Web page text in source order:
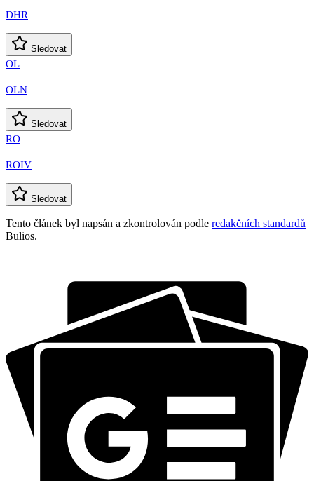
DHR
Sledovat
OL
OLN
Sledovat
RO
ROIV
Sledovat
Tento článek byl napsán a zkontrolován podle redakčních standardů
Bulios.